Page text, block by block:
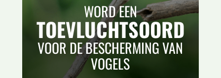
WORD EEN
TOEVLUCHTSOORD
VOOR DE BESCHERMING VAN
VOGELS